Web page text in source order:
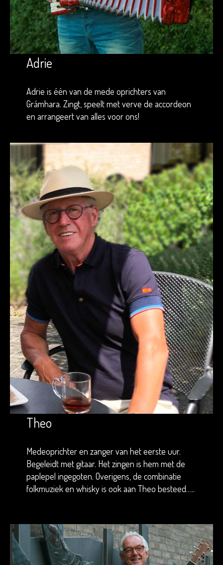
Adrie
Adrie is één van de mede oprichters van
Grámhara. Zingt, speelt met verve de accordeon
en arrangeert van alles voor ons!
Theo
Medeoprichter en zanger van het eerste uur.
Begeleidt met gitaar. Het zingen is hem met de
paplepel ingegoten. Overigens, de combinatie
folkmuziek en whisky is ook aan Theo besteed…..